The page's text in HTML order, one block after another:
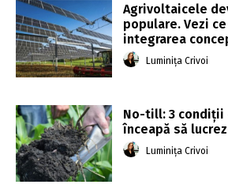
Agrivoltaicele
populare. Vezi
integrarea
Luminița Crivoi
No-till: 3 condiții
înceapă să
Luminița Crivoi